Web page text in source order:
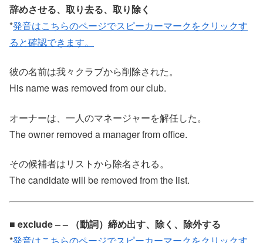
辞めさせる、取り去る、取り除く
*発音はこちらのページでスピーカーマークをクリックす
ると確認できます。
彼の名前は我々クラブから削除された。
His name was removed from our club.
オーナーは、一人のマネージャーを解任した。
The owner removed a manager from office.
その候補者はリストから除名される。
The candidate will be removed from the list.
■ exclude – – （動詞）締め出す、除く、除外する
*発音はこちらのページでスピーカーマークをクリックす